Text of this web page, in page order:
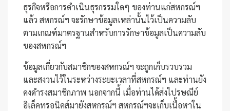
ธุรกิจหรือการดำเนินธุรกรรมใดๆ ของท่านแก่สหกรณ์ฯ
แล้ว สหกรณ์ฯ จะรักษาข้อมูลเหล่านั้นไว้เป็นความลับ
ตามเกณฑ์มาตรฐานสำหรับการรักษาข้อมูลเป็นความลับ
ของสหกรณ์ฯ
ข้อมูลเกี่ยวกับสมาชิกของสหกรณ์ฯ จะถูกเก็บรวบรวม
และสงวนไว้ในระหว่างระยะเวลาที่สหกรณ์ฯ และท่านยัง
คงดำรงสมาชิกภาพ นอกจากนี้ เมื่อท่านได้ส่งไปรษณีย์
อิเล็คทรอนิคส์มายังสหกรณ์ฯ สหกรณ์ฯจะเก็บเนื้อหาใน